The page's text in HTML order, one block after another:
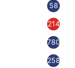
58
214
780
2583